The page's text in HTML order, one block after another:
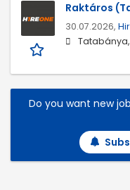
Raktáros
30.07.2026,
Do you want new